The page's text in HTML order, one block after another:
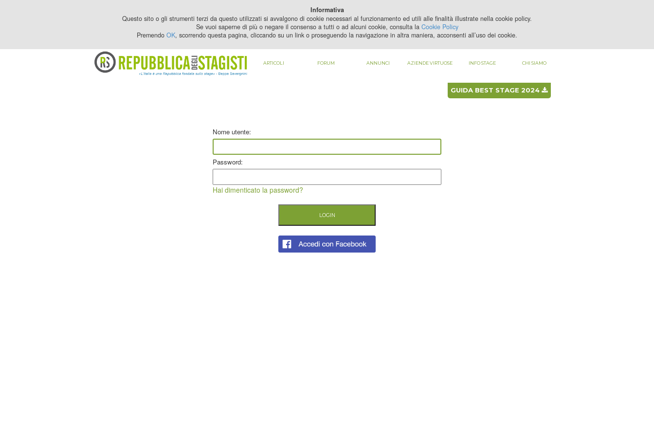
REGISTRATI
LOGIN
PER VEDERE QUESTO CONTENUTO DEVI
GUIDA BEST STAGE 2024
ARTICOLI FORUM ANNUNCI AZIENDE VIRTUOSE INFO STAGE CHI SIAMO
Nome utente:
Password:
Hai dimenticato la password?
Informativa
Questo sito o gli strumenti terzi da questo utilizzati si avvalgono di cookie necessari al funzionamento ed utili alle finalità illustrate nella cookie policy.
Se vuoi saperne di più o negare il consenso a tutti o ad alcuni cookie, consulta la Cookie Policy
Premendo OK, scorrendo questa pagina, cliccando su un link o proseguendo la navigazione in altra maniera, acconsenti all’uso dei cookie.